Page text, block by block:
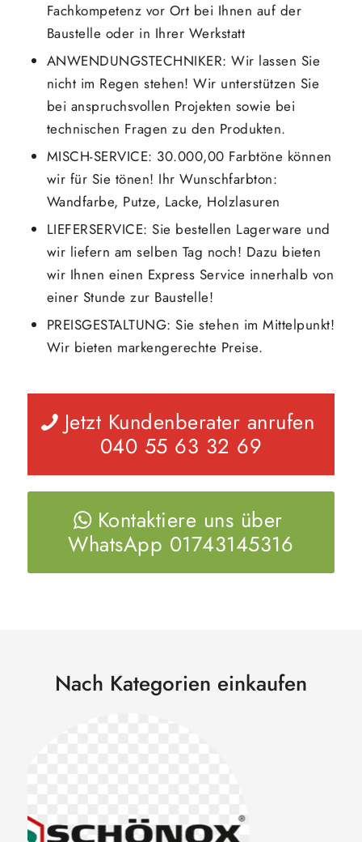
Fachkompetenz vor Ort bei Ihnen auf der
Baustelle oder in Ihrer Werkstatt
ANWENDUNGSTECHNIKER: Wir lassen Sie
nicht im Regen stehen! Wir unterstützen Sie
bei anspruchsvollen Projekten sowie bei
technischen Fragen zu den Produkten.
MISCH-SERVICE: 30.000,00 Farbtöne können
wir für Sie tönen! Ihr Wunschfarbton:
Wandfarbe, Putze, Lacke, Holzlasuren
LIEFERSERVICE: Sie bestellen Lagerware und
wir liefern am selben Tag noch! Dazu bieten
wir Ihnen einen Express Service innerhalb von
einer Stunde zur Baustelle!
PREISGESTALTUNG: Sie stehen im Mittelpunkt!
Wir bieten markengerechte Preise.
Jetzt Kundenberater anrufen
040 55 63 32 69
Kontaktiere uns über
WhatsApp 01743145316
Nach Kategorien einkaufen